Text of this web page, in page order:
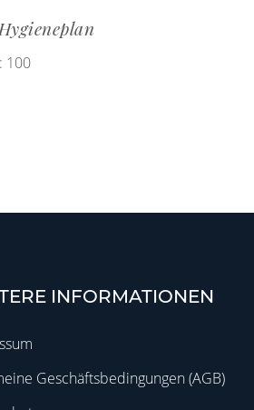
100
INFORMATIONEN
Geschäftsbedingungen (AGB)